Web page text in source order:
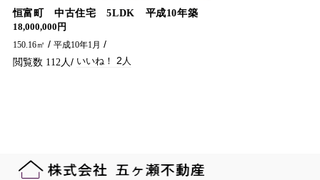
恒富町 中古住宅 5LDK 平成10年築
18,000,000円
150.16㎡
平成10年1月
112 2